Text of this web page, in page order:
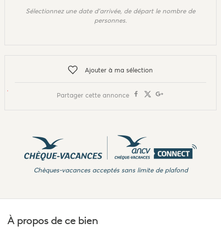
Sélectionnez une date d'arrivée, de départ le nombre de
personnes.
Ajouter à ma sélection
Partager cette annonce
Chèques-vacances acceptés sans limite de plafond
À propos de ce bien